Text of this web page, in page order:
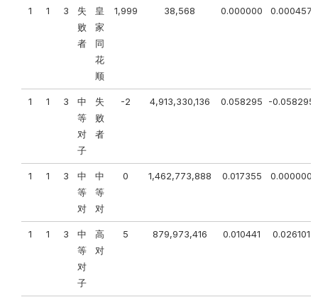
1 1 3
失
败
者
皇
家
同
花
顺
1,999 38,568 0.000000 0.000457
1 1 3
中
等
对
子
失
败
者
-2 4,913,330,136 0.058295 -0.058295
1 1 3
中
等
对
中
等
对
0 1,462,773,888 0.017355 0.000000
1 1 3
中
等
对
子
高
对
5 879,973,416 0.010441 0.026101